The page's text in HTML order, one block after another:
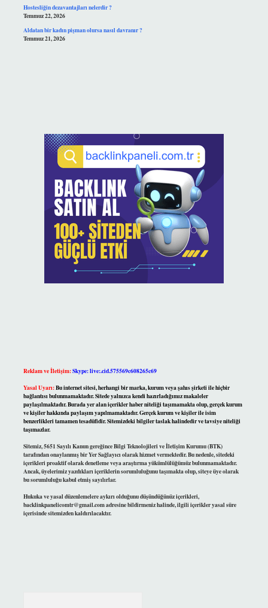
Hostesliğin dezavantajları nelerdir ?
Temmuz 22, 2026
Aldatan bir kadın pişman olursa nasıl davranır ?
Temmuz 21, 2026
Reklam ve İletişim:Skype: live:.cid.575569c608265c69
Yasal Uyarı:Bu internet sitesi, herhangi bir marka, kurum veya şahıs şirketi ile hiçbir
bağlantısı bulunmamaktadır. Sitede yalnızca kendi hazırladığımız makaleler
paylaşılmaktadır. Burada yer alan içerikler haber niteliği taşımamakta olup, gerçek kurum
ve kişiler hakkında paylaşım yapılmamaktadır. Gerçek kurum ve kişiler ile isim
benzerlikleri tamamen tesadüfidir. Sitemizdeki bilgiler taslak halindedir ve tavsiye niteliği
taşımazlar.
Sitemiz, 5651 Sayılı Kanun gereğince Bilgi Teknolojileri ve İletişim Kurumu (BTK)
tarafından onaylanmış bir Yer Sağlayıcı olarak hizmet vermektedir. Bu nedenle, sitedeki
içerikleri proaktif olarak denetleme veya araştırma yükümlülüğümüz bulunmamaktadır.
Ancak, üyelerimiz yazdıkları içeriklerin sorumluluğunu taşımakta olup, siteye üye olarak
bu sorumluluğu kabul etmiş sayılırlar.
Hukuka ve yasal düzenlemelere aykırı olduğunu düşündüğünüz içerikleri,
backlinkpanelicomtr@gmail.comadresine bildirmeniz halinde, ilgili içerikler yasal süre
içerisinde sitemizden kaldırılacaktır.